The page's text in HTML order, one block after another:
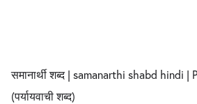
समानार्थी शब्द | samanarthi shabd hindi
(पर्यायवाची शब्द)